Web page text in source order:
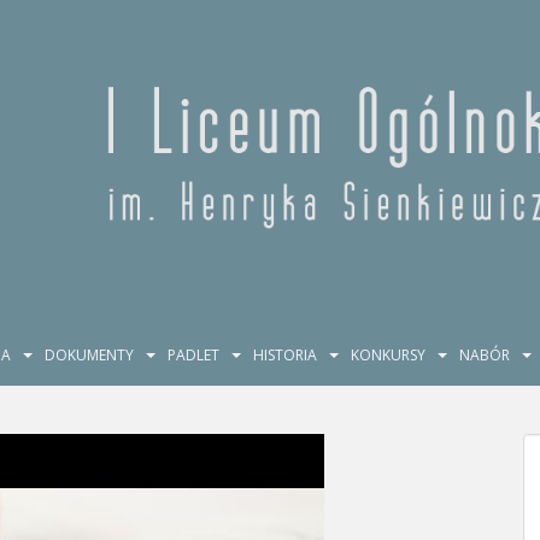
DOKUMENTY PADLET HISTORIA KONKURSY NABÓR